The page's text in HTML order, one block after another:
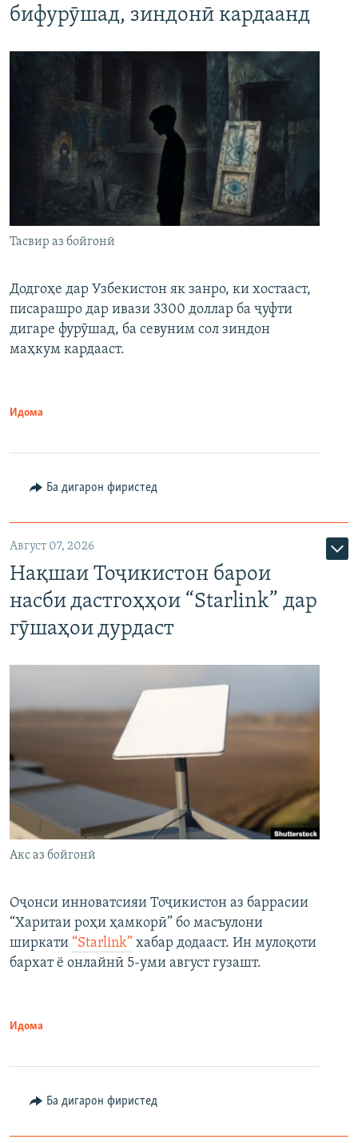
бифурӯшад, зиндонӣ кардаанд
Тасвир аз бойгонӣ
Додгоҳе дар Узбекистон як занро, ки хостааст,
писарашро дар ивази 3300 доллар ба ҷуфти
дигаре фурӯшад, ба севуним сол зиндон
маҳкум кардааст.
Идома
Ба дигарон фиристед
Август 07, 2026
Нақшаи Тоҷикистон барои
насби дастгоҳҳои “Starlink” дар
гӯшаҳои дурдаст
Акс аз бойгонӣ
Оҷонси инноватсияи Тоҷикистон аз баррасии
“Харитаи роҳи ҳамкорӣ” бо масъулони
ширкати “Starlink” хабар додааст. Ин мулоқоти
бархат ё онлайнӣ 5-уми август гузашт.
Идома
Ба дигарон фиристед